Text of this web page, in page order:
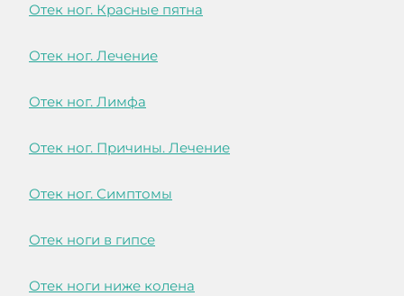
Отек ног. Красные пятна
Отек ног. Лечение
Отек ног. Лимфа
Отек ног. Причины. Лечение
Отек ног. Симптомы
Отек ноги в гипсе
Отек ноги ниже колена